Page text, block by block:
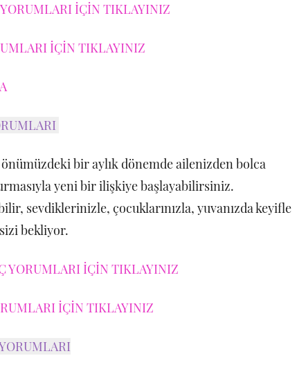
İÇİN TIKLAYINIZ
İÇİN TIKLAYINIZ
bir aylık dönemde ailenizden bolca
yeni bir ilişkiye başlayabilirsiniz.
sevdiklerinizle, çocuklarınızla, yuvanızda keyifle
bekliyor.
YORUMLARI İÇİN TIKLAYINIZ
İÇİN TIKLAYINIZ